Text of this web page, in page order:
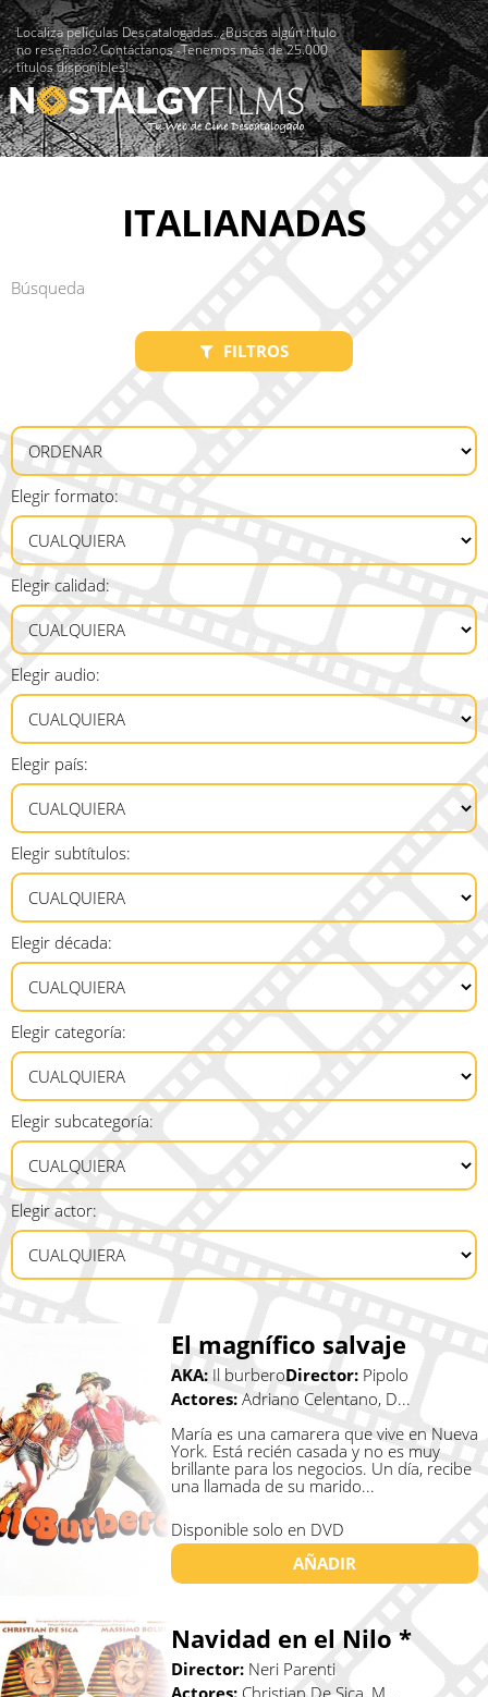
Localiza películas Descatalogadas. ¿Buscas algún título
no reseñado? Contáctanos -Tenemos más de 25.000
títulos disponibles!
ITALIANADAS
FILTROS
Elegir formato:
Elegir calidad:
Elegir audio:
Elegir país:
Elegir subtítulos:
Elegir década:
Elegir categoría:
Elegir subcategoría:
Elegir actor:
El magnífico salvaje
AKA:Il burberoDirector: Pipolo
Actores: Adriano Celentano, D...
María es una camarera que vive en Nueva
York. Está recién casada y no es muy
brillante para los negocios. Un día, recibe
una llamada de su marido...
Disponible solo en DVD
AÑADIR
Navidad en el Nilo *
Director: Neri Parenti